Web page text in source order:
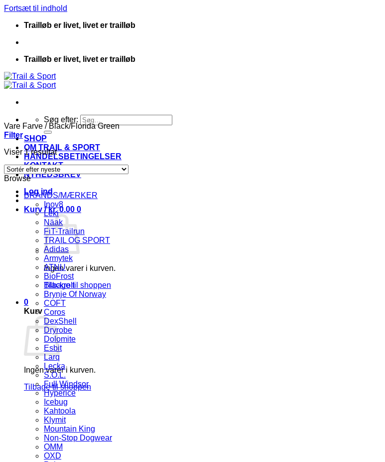
Fortsæt til indhold
Trailløb er livet, livet er trailløb
Trailløb er livet, livet er trailløb
Søg efter:
SHOP
OM TRAIL & SPORT
HANDELSBETINGELSER
KONTAKT
NYHEDSBREV
Log ind
Kurv /kr.0.00 0
Ingen varer i kurven.
Tilbage til shoppen
0
Kurv
Ingen varer i kurven.
Tilbage til shoppen
Vare Farve /Black/Florida Green
Filter
Viser 1 resultat
Browse
BRANDS/MÆRKER
Inov8
Leki
Näak
FiT-Trailrun
TRAIL OG SPORT
Adidas
Armytek
ATNU
BioFrost
Blackroll
Brynje Of Norway
COFT
Coros
DexShell
Dryrobe
Dolomite
Esbit
Larq
Lecka
S.O.L.
Full Windsor
Hyperice
Icebug
Kahtoola
Klymit
Mountain King
Non-Stop Dogwear
OMM
OXD